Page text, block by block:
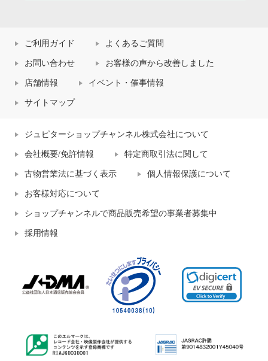
ご利用ガイド よくあるご質問
お問い合わせ お客様の声から改善しました
店舗情報 イベント・催事情報
サイトマップ
ジュピターショップチャンネル株式会社について
会社概要/免許情報 特定商取引法に関して
古物営業法に基づく表示 個人情報保護について
お客様対応について
ショップチャンネルで商品販売希望の事業者募集中
採用情報